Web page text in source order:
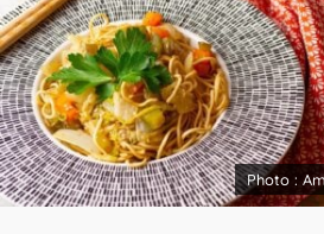
LECTURES
SOUMETTRE UNE
BOUTIQUE
Photo :